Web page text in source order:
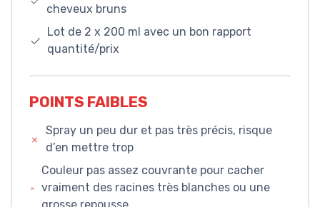
cheveux bruns
Lot de 2 x 200 ml avec un bon rapport
quantité/prix
POINTS FAIBLES
Spray un peu dur et pas très précis, risque
d’en mettre trop
Couleur pas assez couvrante pour cacher
vraiment des racines très blanches ou une